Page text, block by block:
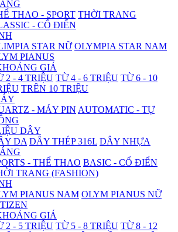
THAO - SPORT THỜI TRANG
- CỔ ĐIỂN
STAR NỮ OLYMPIA STAR NAM
PIANUS
GIÁ
2 - 4 TRIỆU TỪ 4 - 6 TRIỆU TỪ 6 - 10
TRÊN 10 TRIỆU
- MÁY PIN AUTOMATIC - TỰ
DÂY
DA DÂY THÉP 316L DÂY NHỰA
- THỂ THAO BASIC - CỔ ĐIỂN
TRANG (FASHION)
PIANUS NAM OLYM PIANUS NỮ
GIÁ
2 - 5 TRIỆU TỪ 5 - 8 TRIỆU TỪ 8 - 12